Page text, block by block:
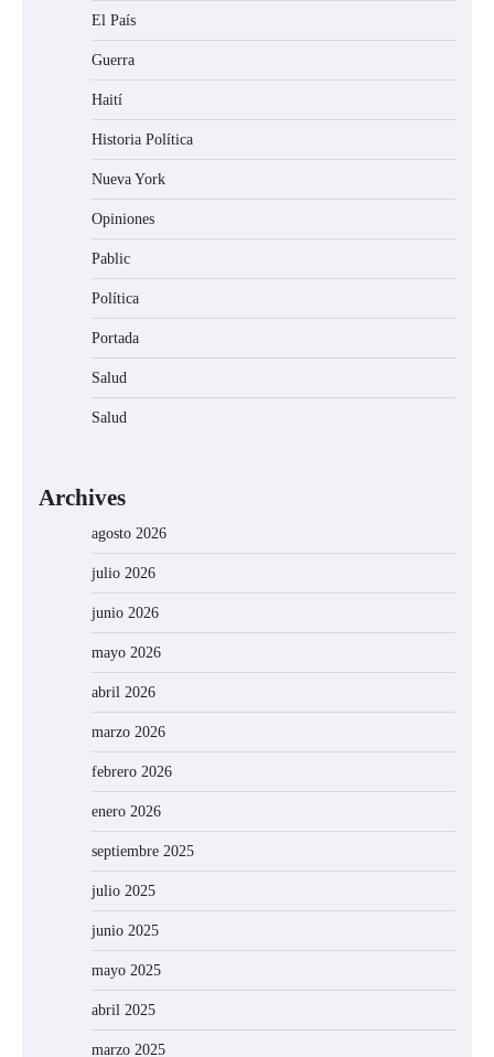
El País
Guerra
Haití
Historia Política
Nueva York
Opiniones
Pablic
Política
Portada
Salud
Salud
Archives
agosto 2026
julio 2026
junio 2026
mayo 2026
abril 2026
marzo 2026
febrero 2026
enero 2026
septiembre 2025
julio 2025
junio 2025
mayo 2025
abril 2025
marzo 2025